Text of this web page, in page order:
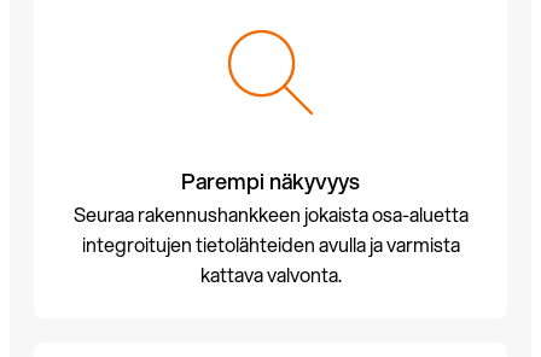
Parempi näkyvyys
Seuraa rakennushankkeen jokaista osa-aluetta
integroitujen tietolähteiden avulla ja varmista
kattava valvonta.